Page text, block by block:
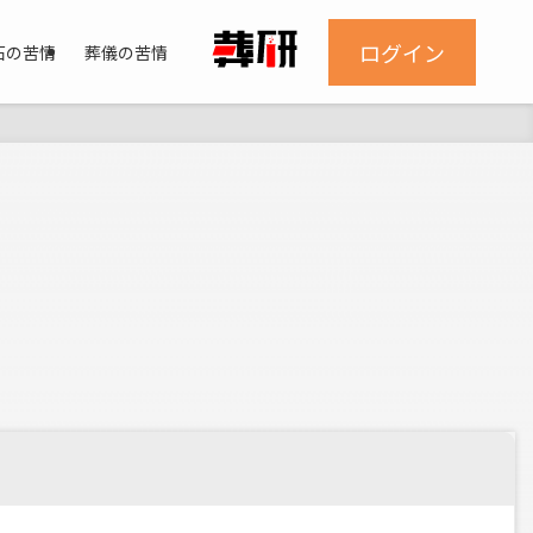
の苦情 葬儀の苦情 ログイン